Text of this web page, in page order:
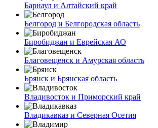
Барнаул и Алтайский край
Белгород и Белгородская область
Биробиджан и Еврейская АО
Благовещенск и Амурская область
Брянск и Брянская область
Владивосток и Приморский край
Владикавказ и Северная Осетия